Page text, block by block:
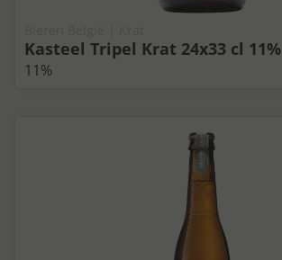
Kasteel Tripel Krat 24x33 cl 11%
11%